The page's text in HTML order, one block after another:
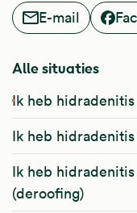
E-mail
Alle situaties
Ik heb hidradenitis
Ik heb
Ik heb
(deroofing)